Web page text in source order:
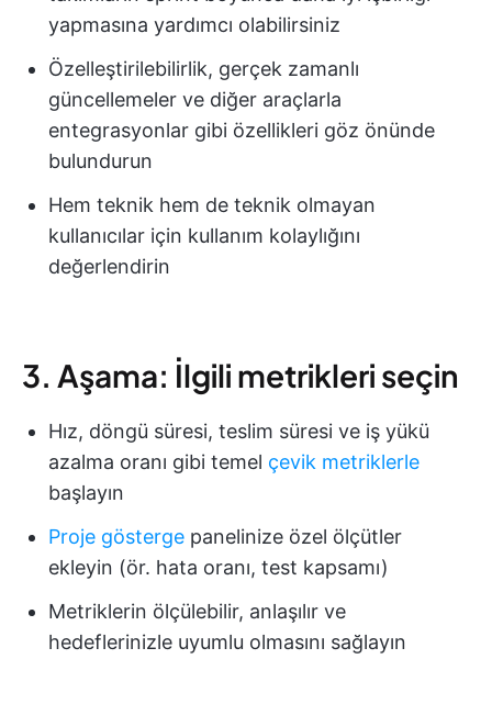
yapmasına yardımcı olabilirsiniz
Özelleştirilebilirlik, gerçek zamanlı
güncellemeler ve diğer araçlarla
entegrasyonlar gibi özellikleri göz önünde
bulundurun
Hem teknik hem de teknik olmayan
kullanıcılar için kullanım kolaylığını
değerlendirin
3. Aşama: İlgili metrikleri seçin
Hız, döngü süresi, teslim süresi ve iş yükü
azalma oranı gibi temel çevik metriklerle
başlayın
Proje gösterge panelinize özel ölçütler
ekleyin (ör. hata oranı, test kapsamı)
Metriklerin ölçülebilir, anlaşılır ve
hedeflerinizle uyumlu olmasını sağlayın